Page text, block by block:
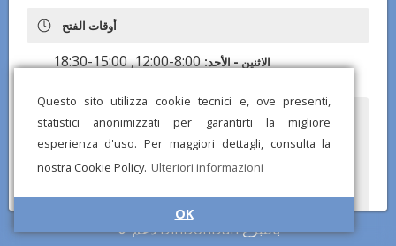
Questo sito utilizza cookie tecnici e, ove presenti,
statistici anonimizzati per garantirti la migliore
esperienza d'uso. Per maggiori dettagli, consulta la
nostra Cookie Policy. Ulteriori informazioni
OK
أوقات الفتح
الاثنين - الأحد:8:00-12:00, 15:00-18:30
هل لاحظت أي معلومات خاطئة أو مفقودة؟ أرسل لنا تقريرًا وسنصحح في
© تطبيق DinDonDan 2026 – سياسة الخصوصية–أضف إلى موقعك الإلكتروني
دعم DinDonDan بالتبرع